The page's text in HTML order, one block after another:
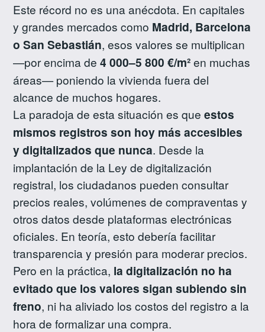
Este récord no es una anécdota. En capitales
y grandes mercados como Madrid, Barcelona
o San Sebastián, esos valores se multiplican
—por encima de4 000–5 800 €/m²en muchas
áreas— poniendo la vivienda fuera del
alcance de muchos hogares.
La paradoja de esta situación es queestos
mismos registros son hoy más accesibles
y digitalizados que nunca. Desde la
implantación de la Ley de digitalización
registral, los ciudadanos pueden consultar
precios reales, volúmenes de compraventas y
otros datos desde plataformas electrónicas
oficiales. En teoría, esto debería facilitar
transparencia y presión para moderar precios.
Pero en la práctica, la digitalización no ha
evitado que los valores sigan subiendo sin
freno, ni ha aliviado los costos del registro a la
hora de formalizar una compra.